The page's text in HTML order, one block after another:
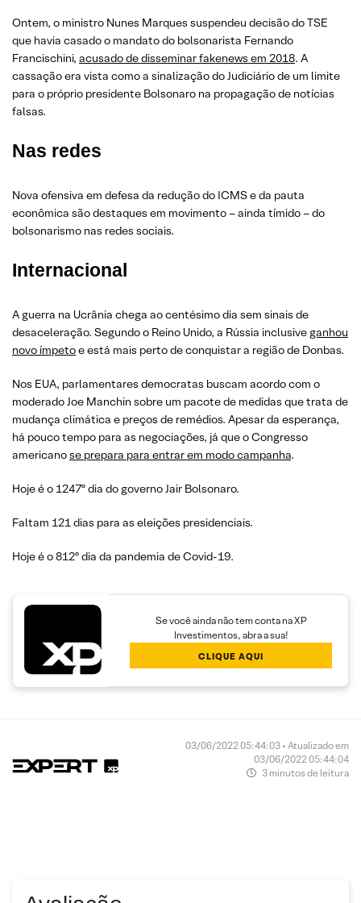
Ontem, o ministro Nunes Marques suspendeu decisão do TSE
que havia casado o mandato do bolsonarista Fernando
Francischini, acusado de disseminar fakenews em 2018. A
cassação era vista como a sinalização do Judiciário de um limite
para o próprio presidente Bolsonaro na propagação de notícias
falsas.
Nas redes
Nova ofensiva em defesa da redução do ICMS e da pauta
econômica são destaques em movimento – ainda tímido – do
bolsonarismo nas redes sociais.
Internacional
A guerra na Ucrânia chega ao centésimo dia sem sinais de
desaceleração. Segundo o Reino Unido, a Rússia inclusive ganhou
novo ímpetoe está mais perto de conquistar a região de Donbas.
Nos EUA, parlamentares democratas buscam acordo com o
moderado Joe Manchin sobre um pacote de medidas que trata de
mudança climática e preços de remédios. Apesar da esperança,
há pouco tempo para as negociações, já que o Congresso
americanose prepara para entrar em modo campanha.
Hoje é o 1247º dia do governo Jair Bolsonaro.
Faltam 121 dias para as eleições presidenciais.
Hoje é o 812º dia da pandemia de Covid-19.
Se você ainda não tem conta na XP
Investimentos, abra a sua!
CLIQUE AQUI
03/06/2022 05:44:03 • Atualizado em
03/06/2022 05:44:04
3 minutos de leitura